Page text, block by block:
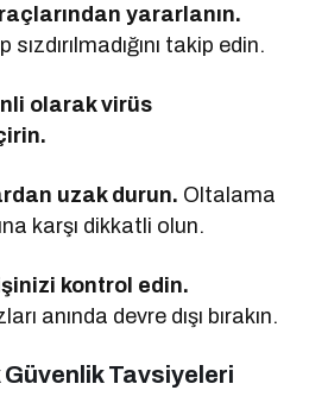
yararlanın.
sızdırılmadığını takip edin.
olarak virüs
uzak durun. Oltalama
karşı dikkatli olun.
kontrol edin.
anında devre dışı bırakın.
Tavsiyeleri